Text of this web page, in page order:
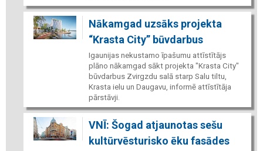
Nākamgad uzsāks projekta
“Krasta City” būvdarbus
Igaunijas nekustamo īpašumu attīstītājs
plāno nākamgad sākt projekta "Krasta City"
būvdarbus Zvirgzdu salā starp Salu tiltu,
Krasta ielu un Daugavu, informē attīstītāja
pārstāvji.
VNĪ: Šogad atjaunotas sešu
kultūrvēsturisko ēku fasādes